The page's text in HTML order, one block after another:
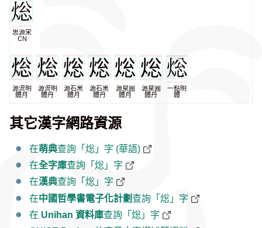
思源宋
CN
源流明
體月
源流明
體丹
源石黑
體月
源石黑
體丹
源泉圓
體月
源泉圓
體丹
一點明
體
其它漢字網路資源
在萌典查詢「焧」字 (華語)
在全字庫查詢「焧」字
在漢典查詢「焧」字
在中國哲學書電子化計劃查詢「焧」字
在 Unihan 資料庫查詢「焧」字